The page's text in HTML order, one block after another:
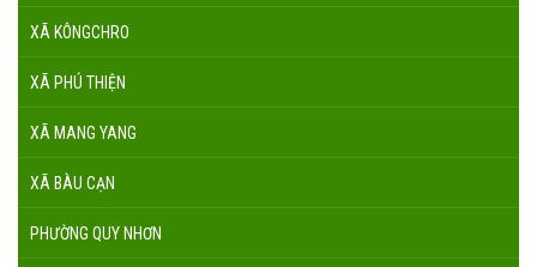
XÃ KÔNGCHRO
XÃ PHÚ THIỆN
XÃ MANG YANG
XÃ BÀU CẠN
PHƯỜNG QUY NHƠN